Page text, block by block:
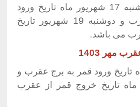
در سال 1403 شنبه 17 شهریور ماه تاریخ ورود
قمر به برج عقرب و دوشنبه 19 شهریور تاریخ
می باشد.
مهر 1403
ماه تاریخ ورود قمر به برج عقرب و
16 مهر ماه تاریخ خروج قمر از عقرب